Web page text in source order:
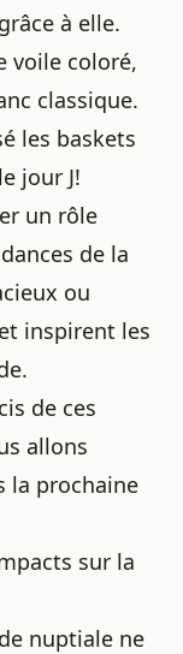
à elle.
voile coloré,
classique.
les baskets
jour J!
un rôle
de la
ou
inspirent les
de ces
allons
la prochaine
sur la
nuptiale ne